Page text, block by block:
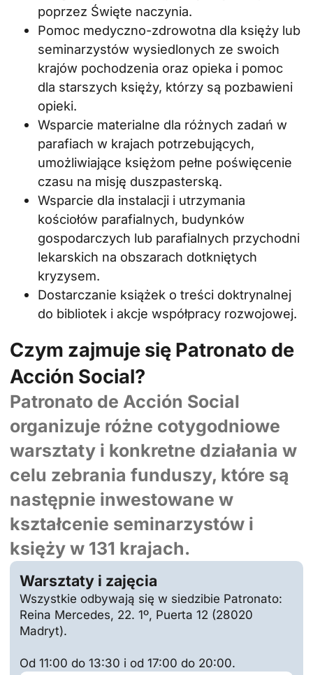
poprzez Święte naczynia.
Pomoc medyczno-zdrowotna dla księży lub
seminarzystów wysiedlonych ze swoich
krajów pochodzenia oraz opieka i pomoc
dla starszych księży, którzy są pozbawieni
opieki.
Wsparcie materialne dla różnych zadań w
parafiach w krajach potrzebujących,
umożliwiające księżom pełne poświęcenie
czasu na misję duszpasterską.
Wsparcie dla instalacji i utrzymania
kościołów parafialnych, budynków
gospodarczych lub parafialnych przychodni
lekarskich na obszarach dotkniętych
kryzysem.
Dostarczanie książek o treści doktrynalnej
do bibliotek i akcje współpracy rozwojowej.
Czym zajmuje się Patronato de
Acción Social?
Patronato de Acción Social
organizuje różne cotygodniowe
warsztaty i konkretne działania w
celu zebrania funduszy, które są
następnie inwestowane w
kształcenie seminarzystów i
księży w 131 krajach.
Warsztaty i zajęcia
Wszystkie odbywają się w siedzibie Patronato:
Reina Mercedes, 22. 1º, Puerta 12 (28020
Madryt).
Od 11:00 do 13:30 i od 17:00 do 20:00.